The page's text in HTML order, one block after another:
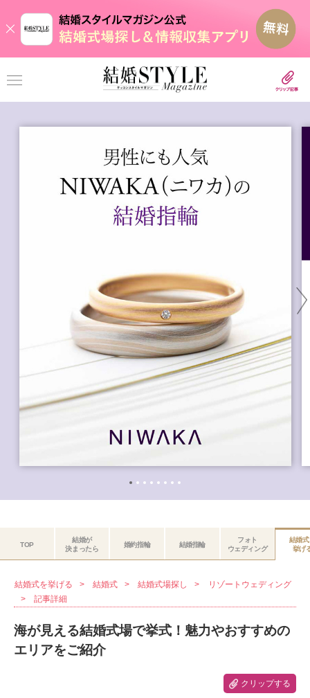
TOP
結婚が
決まったら
婚約指輪 結婚指輪
フォト
ウェディング
結婚
挙げ
結婚式を挙げる 結婚式 結婚式場探し
リゾートウェディング
記事詳細
海が見える結婚式場で挙式！魅力やおすすめの
エリアをご紹介
クリップする